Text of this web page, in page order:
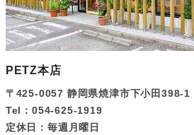
PETZ本店
〒425-0057 静岡県焼津市下小田398-1
Tel：054-625-1919
定休日：毎週月曜日